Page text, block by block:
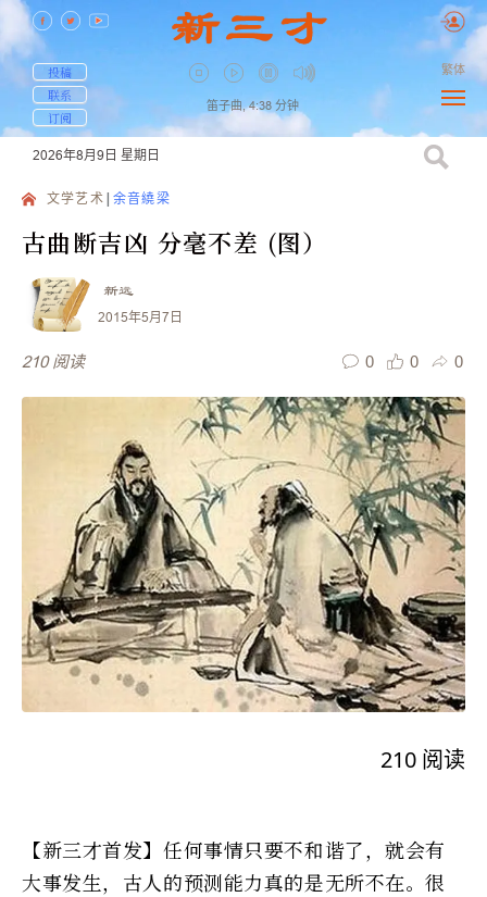
投稿
联系
订阅
笛子曲, 4:38 分钟
繁体
2026年8月9日 星期日
文学艺术 余音繞梁
古曲断吉凶 分毫不差 (图）
新远
2015年5月7日
210 阅读 0 0 0
210 阅读
【新三才首发】任何事情只要不和谐了，就会有
大事发生，古人的预测能力真的是无所不在。很